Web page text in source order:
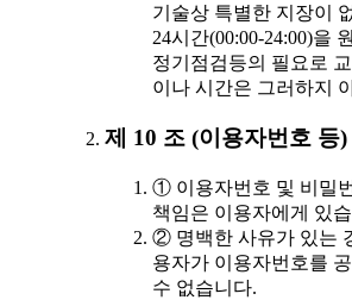
기술상 특별한 지장이
24시간(00:00-24:00)을
정기점검등의 필요로
이나 시간은 그러하지
제 10 조 (이용자번호 등)
① 이용자번호 및 비밀
책임은 이용자에게 있
② 명백한 사유가 있는
용자가 이용자번호를
수 없습니다.